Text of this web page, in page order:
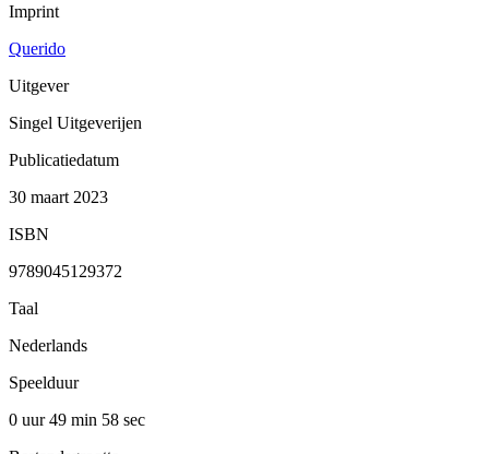
Imprint
Querido
Uitgever
Singel Uitgeverijen
Publicatiedatum
30 maart 2023
ISBN
9789045129372
Taal
Nederlands
Speelduur
0 uur 49 min 58 sec